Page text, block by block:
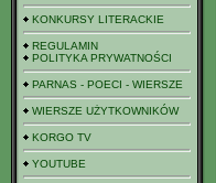
KONKURSY LITERACKIE
REGULAMIN
POLITYKA PRYWATNOŚCI
PARNAS - POECI - WIERSZE
WIERSZE UŻYTKOWNIKÓW
KORGO TV
YOUTUBE